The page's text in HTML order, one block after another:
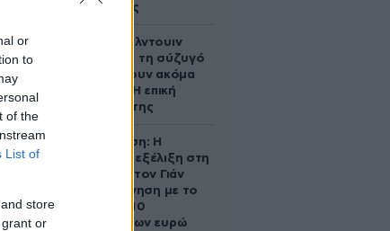
or
to
of the
List of
store
or
της Ισπανίας
Ο Άλεκ Μπάλντουιν
ζήτησε από τη σύζυγό
του να κάνουν ακόμα
ένα παιδί – Η επική
αντίδρασή της
Αθηνά Ωνάση: Η
απρόσμενη εξέλιξη στη
διαμάχη με τον Γιάν
Τοπς – Η κίνηση με το
άλογο των 10
εκατομμυρίων ευρώ